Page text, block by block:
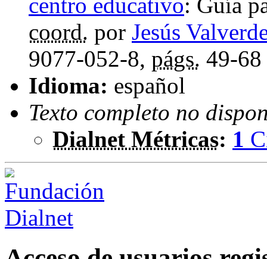
centro educativo: Guía
coord. por Jesús
9077-052-8, págs. 49-68
Idioma: español
Texto completo no
Dialnet Métricas: 1